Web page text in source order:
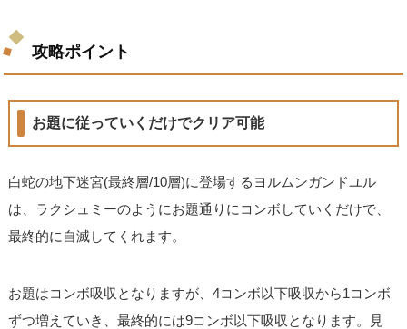
攻略ポイント
お題に従っていくだけでクリア可能
白蛇の地下迷宮(最終層/10層)に登場するヨルムンガンドユル
は、ラクシュミーのようにお題通りにコンボしていくだけで、
最終的に自滅してくれます。
お題はコンボ吸収となりますが、4コンボ以下吸収から1コンボ
ずつ増えていき、最終的には9コンボ以下吸収となります。見